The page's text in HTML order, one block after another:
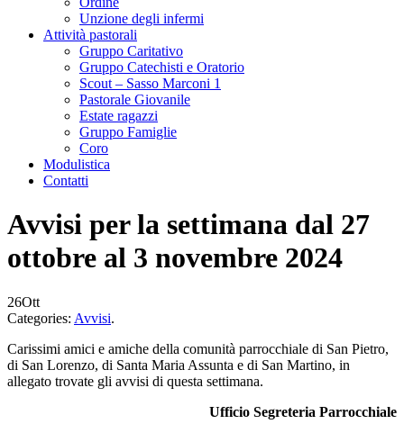
Unzione degli infermi
Attività pastorali
Gruppo Caritativo
Gruppo Catechisti e Oratorio
Scout – Sasso Marconi 1
Pastorale Giovanile
Estate ragazzi
Gruppo Famiglie
Coro
Modulistica
Contatti
Avvisi per la settimana dal 27
ottobre al 3 novembre 2024
26Ott
Categories: Avvisi.
Carissimi amici e amiche della comunità parrocchiale di San Pietro,
di San Lorenzo, di Santa Maria Assunta e di San Martino, in
allegato trovate gli avvisi di questa settimana.
Ufficio Segreteria Parrocchiale